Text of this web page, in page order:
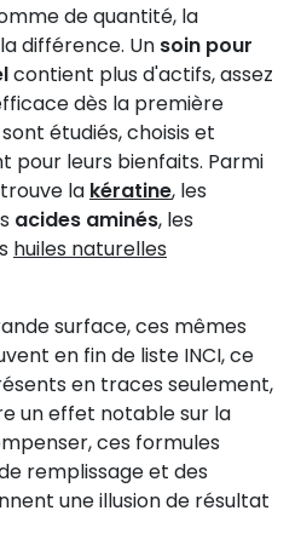
de quantité, la
différence. Un soin pour
contient plus d'actifs, assez
dès la première
étudiés, choisis et
pour leurs bienfaits. Parmi
la kératine, les
acides aminés, les
huiles naturelles
surface, ces mêmes
en fin de liste INCI, ce
en traces seulement,
un effet notable sur la
ces formules
remplissage et des
une illusion de résultat